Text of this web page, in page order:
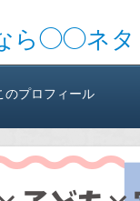
ら◯◯ネタ
のプロフィール